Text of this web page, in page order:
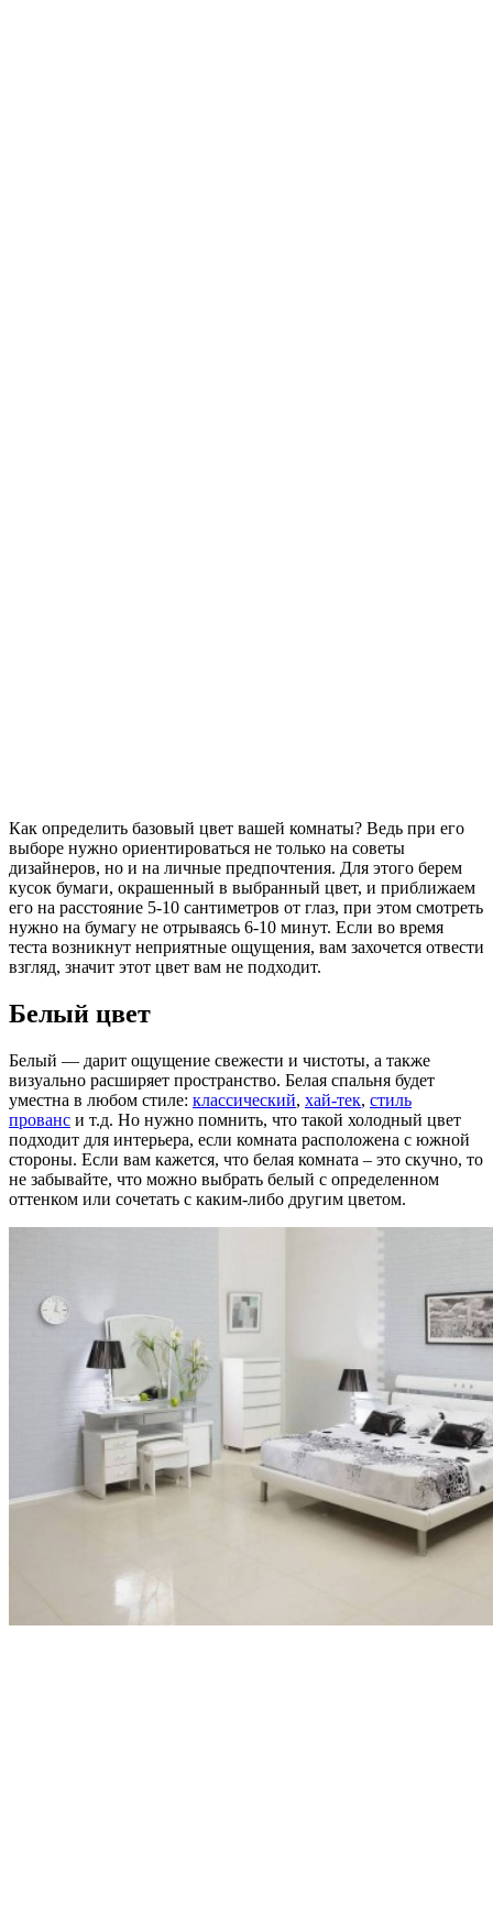
Как определить базовый цвет вашей комнаты? Ведь при его
выборе нужно ориентироваться не только на советы
дизайнеров, но и на личные предпочтения. Для этого берем
кусок бумаги, окрашенный в выбранный цвет, и приближаем
его на расстояние 5-10 сантиметров от глаз, при этом смотреть
нужно на бумагу не отрываясь 6-10 минут. Если во время
теста возникнут неприятные ощущения, вам захочется отвести
взгляд, значит этот цвет вам не подходит.
Белый цвет
Белый — дарит ощущение свежести и чистоты, а также
визуально расширяет пространство. Белая спальня будет
уместна в любом стиле: классический, хай-тек, стиль
прованс и т.д. Но нужно помнить, что такой холодный цвет
подходит для интерьера, если комната расположена с южной
стороны. Если вам кажется, что белая комната – это скучно, то
не забывайте, что можно выбрать белый с определенном
оттенком или сочетать с каким-либо другим цветом.